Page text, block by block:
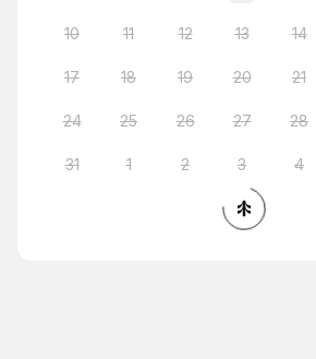
10 11 12 13 14
17 18 19 20 21
24 25 26 27 28
31 1 2 3 4